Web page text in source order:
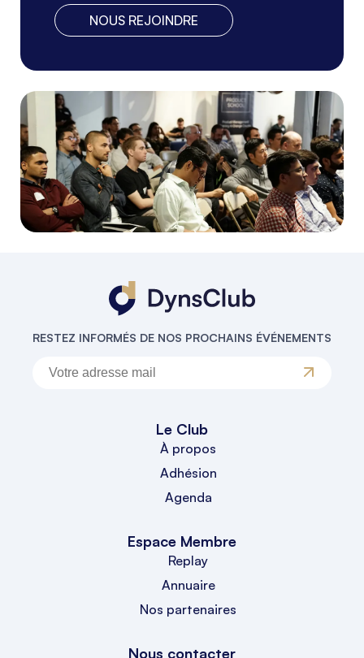
NOUS REJOINDRE
RESTEZ INFORMÉS DE NOS PROCHAINS ÉVÉNEMENTS
Le Club
À propos
Adhésion
Agenda
Espace Membre
Replay
Annuaire
Nos partenaires
Nous contacter